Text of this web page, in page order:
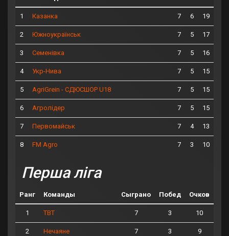
1 Казанка 7 6 19
2 Южноукраїнськ 7 5 17
3 Семенівка 7 5 16
4 Укр-Нива 7 5 15
5 AgriGrein - СДЮСШОР U18 7 5 15
6 Агролідер 7 5 15
7 Первомайськ 7 4 13
8 FM Agro 7 3 10
Перша ліга
Ранг Команды Сыграно Побед Очков
1 ТВТ 7 3 10
2 Нечаяне 7 3 9